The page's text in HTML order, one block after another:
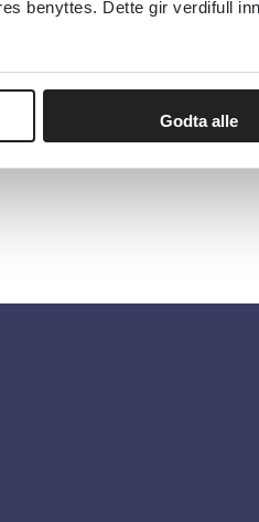
benyttes. Dette gir verdifull
Godta alle